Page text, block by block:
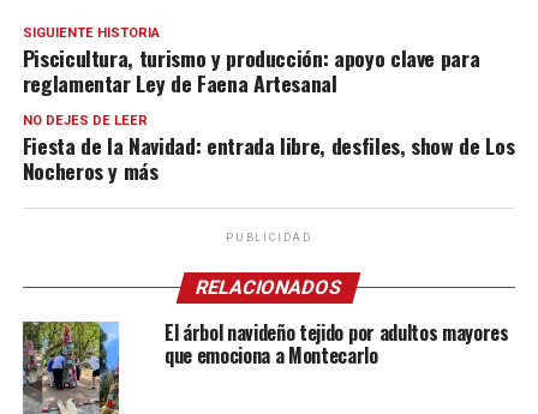
SIGUIENTE HISTORIA
Piscicultura, turismo y producción: apoyo clave para
reglamentar Ley de Faena Artesanal
NO DEJES DE LEER
Fiesta de la Navidad: entrada libre, desfiles, show de Los
Nocheros y más
PUBLICIDAD
RELACIONADOS
El árbol navideño tejido por adultos mayores
que emociona a Montecarlo